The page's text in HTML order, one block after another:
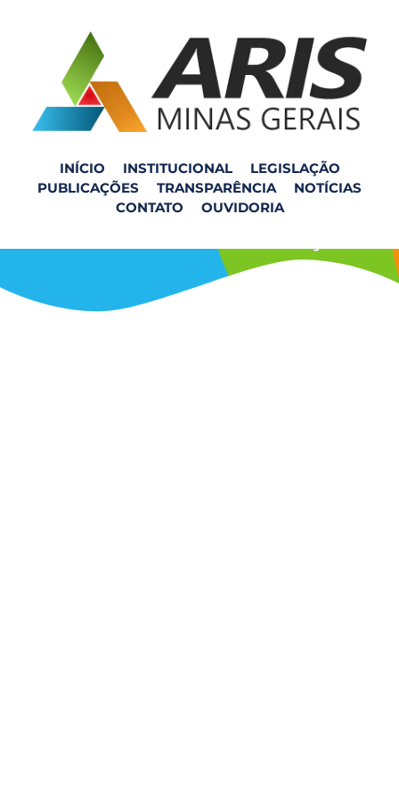
INÍCIO INSTITUCIONAL
LEGISLAÇÃO
PUBLICAÇÕES
TRANSPARÊNCIA
NOTÍCIAS
CONTATO
OUVIDORIA
Fiscalização SLU-MRS –